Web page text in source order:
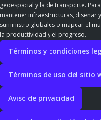
geoespacial y la de transporte.
mantener infraestructuras, diseñar
suministro globales o mapear el
la productividad y el progreso.
Términos y condiciones
Términos de uso del sitio
Aviso de privacidad